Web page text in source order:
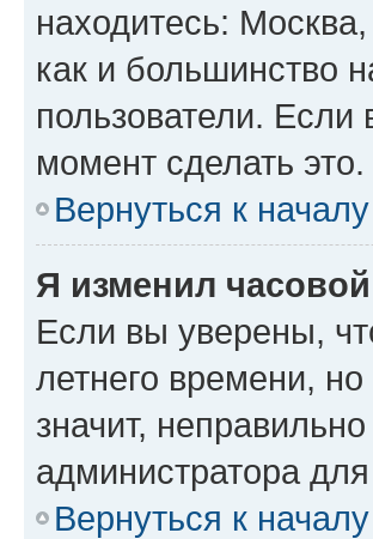
находитесь:
как и большинство
пользователи. Если
момент сделать это.
Вернуться к началу
Я изменил
Если вы уверены,
летнего времени,
значит,
администратора
Вернуться к началу